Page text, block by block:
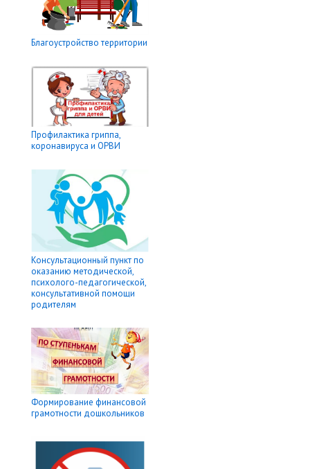
Благоустройство территории
Профилактика гриппа,
коронавируса и ОРВИ
Консультационный пункт по
оказанию методической,
психолого-педагогической,
консультативной помощи
родителям
Формирование финансовой
грамотности дошкольников